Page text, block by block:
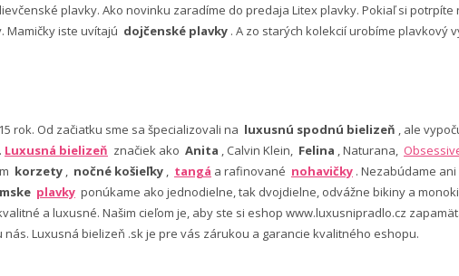
plavky. Ako novinku zaradíme do predaja Litex plavky. Pokiaľ si
Mamičky iste uvítajú dojčenské plavky . A zo starých kolekcií urobíme plavkový
rok. Od začiatku sme sa špecializovali na luxusnú spodnú bielizeň , ale
Luxusná bielizeň značiek ako Anita , Calvin Klein, Felina , Naturana,
korzety , nočné košieľky , tangá a rafinované nohavičky . Nezabúdame
plavky ponúkame ako jednodielne, tak dvojdielne, odvážne bikiny a
a luxusné. Našim cieľom je, aby ste si eshop www.luxusnipradlo.cz
nás. Luxusná bielizeň .sk je pre vás zárukou a garancie kvalitného eshopu.